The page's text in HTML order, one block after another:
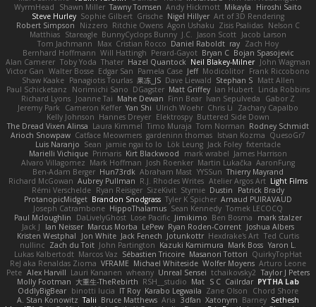
WyrmHead
Shawn Miller Tawny Tomsen Andy Hickmott Mikayla
Hiroshi Saito
Steve Hurley Sophie Gilbert Grische Nigel Hillyer Art of 3D Rendering
Robert Simpson
Nizzero Ritchie Owens Agon Ushaku Zisis Psalidas Nelson C
Matthias Stareagle BunnyCyclops Bunny J.C. Jason Scott Jacob Larson
Tom Jachmann
Max Cristian Rocco Daniel Raboldt ray Zach Hoy
Bernhard Hoffmann Will Hattingh Perard-Gayot Bryan C Bojan Spasojevic
Alan Camerer Toby Yoda Thater Hazel Quantock Neil Blakey-Milner John Wagman
Victor Gan Walter Bosse Edgar San Pamela Case Jeff Modicolitor Frank Riccobono
Shaw Kaake Panagiotis Tourlas 果冻_JS Dave Liewald Stephan S Matt Allen
Paul Schicketanz
Norimichi Sano DGagster Matt Griffey Ian Hubert Linda Robbins
Richard Lyons Joanne Tai Mahe Dewan Finn Bear Ivan Sepulveda
Gabor Z
Jeremy Park
Cameron Keffer Yan Shi Ulrich Woehr Chris Li
Zachary Capalbo
Kelly Johnson Hannes Dreyer Elektrospy Buttered Side Down
The Dread Vixen Alinsa Laura Kimmel Timo Muraja Tom Norman Rodney Schmidt
Arioch Snowpaw Catface Meowmers gardeninn thomas Istvan Kozma QuesoGr7
Luis Naranjo Sean jamie ngai to lo Lök Leung Jack Foley fxtentacle
Marielli Vichique Primaris Kirt Blackwood mark wrabel James Harrison
Alvaro Villagomez Mark Hoffman Josh Roenker Martin Lukačka AaronFung
Ben-Adam Berger Hun73rdk Abraham Mast YYSSun Thierry Mayrand
Richard McGowan Aubrey Pullman R.J. Rhodes Writes Atelier Argos Art Light Films
Rémi Verschelde Ryan Reisiger SizeKivit Stymie Dustin
Patrick Brady
ProtanopicMidget Brandon Snodgrass Tyler K Spicher Arnaud PUIRAVAUD
Joseph Catrambone HippoThalamus Sean Kennedy Tomek LECOCQ
Paul Mcloughlin
DaLivelyGhost Lose Pacific Jimikimo Ben Bosma
mark stalzer
Jack J
Ian Neisser Marcus Morba LePew Ryan Roden-Corrent Joshua Albers
Kristen Westphal
Jon White Jack Fenech Jotunkottr Hexdrake's Art Ted Curtis
nullinc Zach du Toit John Partington Kazuki Kamimura Mark Boss Yaron L.
Lukas Kalbertodt Marcos Vaz Sébastien Tricoire Masanori Tottori QuirkyTopHat
ReJ aka Renaldas Zioma VFRAME Michael Whiteside Wolfer Moyens Arturo Leone
Pete Alex Harvill Lauri Kananen wheany Unreal Sensei tchaikovsky2 Taylor J Peters
Molly Footman 大重生-TheRebirth RSH__studio Mat S C Cailrdar PYTHA Lab
OddlyBigBear binotti lucia IT Roy Karabo Legwaila Zane Olson
Chord Shore
A. Stan Konowitz Talii Bruce Matthews Aria 3dfan Xatonym Barney Sethesh